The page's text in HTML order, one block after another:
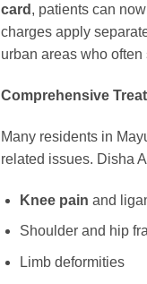
card , patients can
charges apply
urban areas who
Comprehensive
Many residents in
related issues. Disha
Knee pain and
Shoulder and hip
Limb deformities